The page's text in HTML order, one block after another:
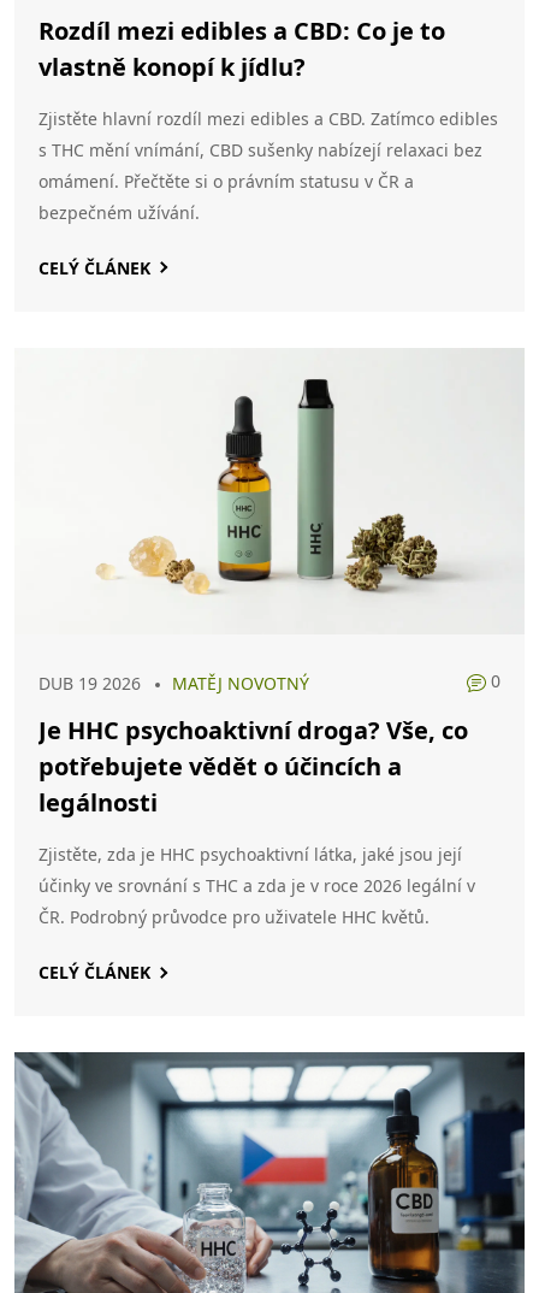
Rozdíl mezi edibles a CBD: Co je to
vlastně konopí k jídlu?
Zjistěte hlavní rozdíl mezi edibles a CBD. Zatímco edibles
s THC mění vnímání, CBD sušenky nabízejí relaxaci bez
omámení. Přečtěte si o právním statusu v ČR a
bezpečném užívání.
CELÝ ČLÁNEK
DUB 19 2026 MATĚJ NOVOTNÝ 0
Je HHC psychoaktivní droga? Vše, co
potřebujete vědět o účincích a
legálnosti
Zjistěte, zda je HHC psychoaktivní látka, jaké jsou její
účinky ve srovnání s THC a zda je v roce 2026 legální v
ČR. Podrobný průvodce pro uživatele HHC květů.
CELÝ ČLÁNEK